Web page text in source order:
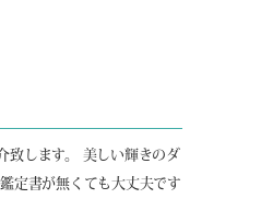
致します。 美しい輝きのダ
定書が無くても大丈夫です